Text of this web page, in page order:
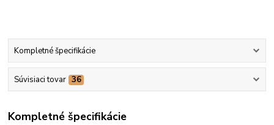
Kompletné špecifikácie
Súvisiaci tovar 36
Kompletné špecifikácie